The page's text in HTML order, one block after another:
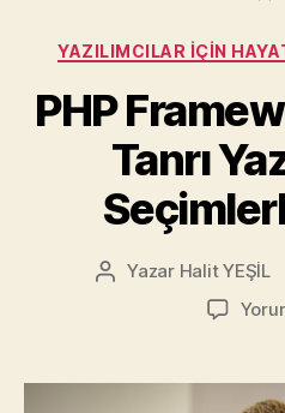
YAZILIMCILAR İÇIN
PHP
Tanrı
Yazının
Yazar Halit YEŞİL